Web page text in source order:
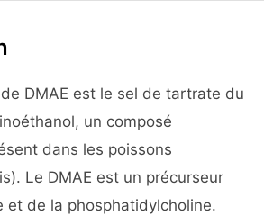
DMAE est le sel de tartrate du
un composé
dans les poissons
Le DMAE est un précurseur
et de la phosphatidylcholine.